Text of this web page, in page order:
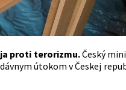
proti terorizmu.Český
útokom v Českej